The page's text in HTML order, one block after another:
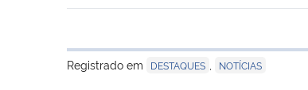
Registrado em
DESTAQUES NOTÍCIAS